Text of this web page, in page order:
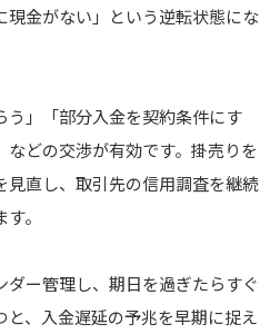
現金がない」という逆転状態にな
う」「部分入金を契約条件にす
どの交渉が有効です。掛売りを
見直し、取引先の信用調査を継続
。
ダー管理し、期日を過ぎたらすぐ
と、入金遅延の予兆を早期に捉え